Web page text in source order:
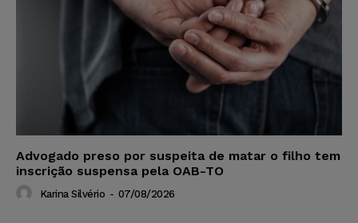
Advogado preso por suspeita de matar o filho tem
inscrição suspensa pela OAB-TO
Karina Silvério - 07/08/2026